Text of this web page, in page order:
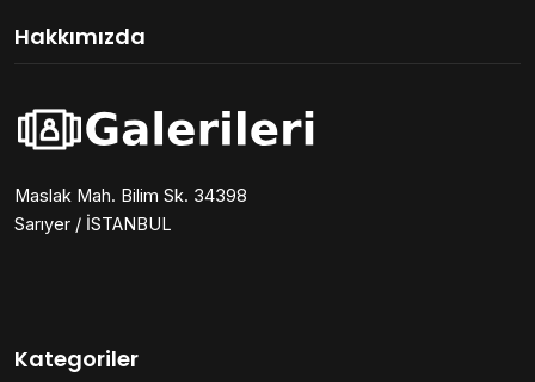
Hakkımızda
Maslak Mah. Bilim Sk. 34398
Sarıyer / İSTANBUL
Kategoriler